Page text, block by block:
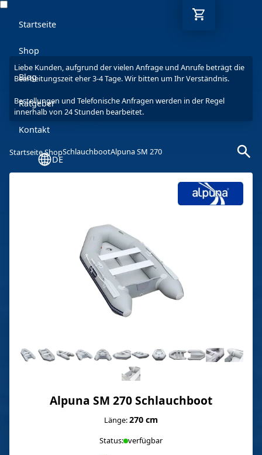
Startseite
Shop
Blog
Ratgeber
Kontakt
DE
Liebe Kunden, aufgrund der vielen Anfrage und Anrufe beträgt die
Bearbeitungszeit eher 3-4 Tage. Wir bitten um Ihr Verständnis.
Bestellungen und Telefonische Anfragen werden in der Regel
innerhalb von 24 Stunden bearbeitet.
Startseite ShopSchlauchbootAlpuna SM 270
Alpuna SM 270 Schlauchboot
Länge:270 cm
Status: verfügbar